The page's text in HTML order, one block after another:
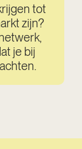
tot
zijn?
je bij